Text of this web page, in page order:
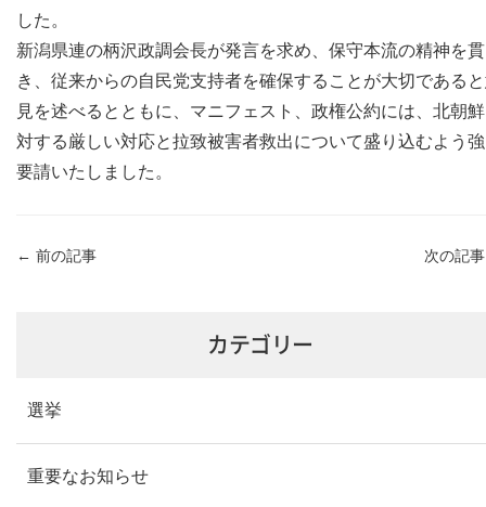
した。
新潟県連の柄沢政調会長が発言を求め、保守本流の精神を貫
き、従来からの自民党支持者を確保することが大切である
見を述べるとともに、マニフェスト、政権公約には、北朝
対する厳しい対応と拉致被害者救出について盛り込むよう
要請いたしました。
← 前の記事 次の記
カテゴリー
選挙
重要なお知らせ